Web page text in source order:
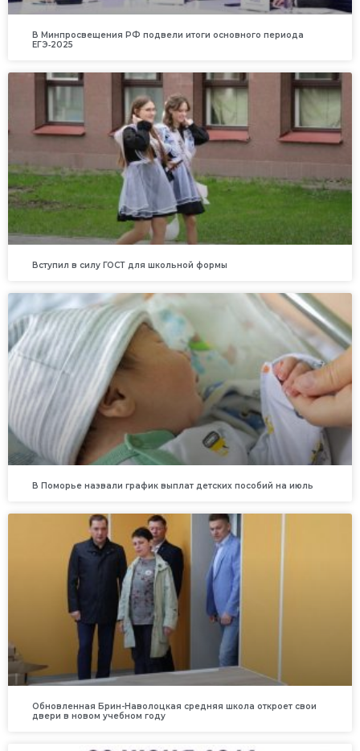
В Минпросвещения РФ подвели итоги основного периода
ЕГЭ‑2025
Вступил в силу ГОСТ для школьной формы
В Поморье назвали график выплат детских пособий на июль
Обновленная Брин-Наволоцкая средняя школа откроет свои
двери в новом учебном году